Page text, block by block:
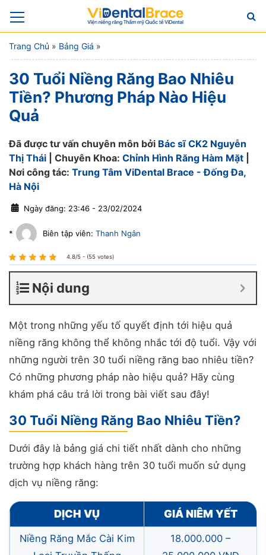
Trang Chủ » Bảng Giá »
30 Tuổi Niềng Răng Bao Nhiêu
Tiền? Phương Pháp Nào Hiệu
Quả
Đã được tư vấn chuyên môn bởi Bác sĩ CK2 Nguyễn
Thị Thái | Chuyên Khoa: Chỉnh Hình Răng Hàm Mặt
Nơi công tác: Trung Tâm ViDental Brace - Đống Đa,
Hà Nội
Ngày đăng: 23:46 - 23/02/2024
* Biên tập viên: Thanh Ngân
4.8/5 - (55 votes)
Nội dung
Một trong những yếu tố quyết định tới hiệu quả
niềng răng không thể không nhắc tới độ tuổi. Vậy với
những người trên 30 tuổi niềng răng bao nhiêu tiền?
Có những phương pháp nào hiệu quả? Hãy cùng
khám phá câu trả lời trong bài viết sau đây!
30 Tuổi Niềng Răng Bao Nhiêu Tiền?
Dưới đây là bảng giá chi tiết nhất dành cho những
trường hợp khách hàng trên 30 tuổi muốn sử dụng
dịch vụ niềng răng:
DỊCH VỤ GIÁ NIÊM YẾT
Niềng Răng Mắc Cài Kim
18.000.000 –